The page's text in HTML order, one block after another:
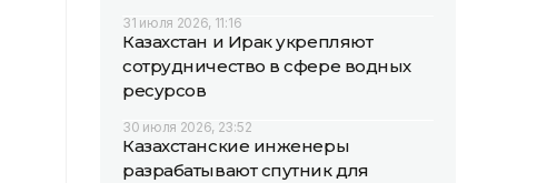
31 июля 2026, 11:16
Казахстан и Ирак укрепляют
сотрудничество в сфере водных
ресурсов
30 июля 2026, 23:52
Казахстанские инженеры
разрабатывают спутник для